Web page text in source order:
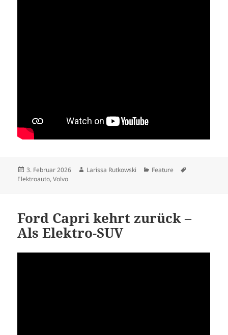
Veröffentlicht
am
3. Februar 2026 Autor
Larissa Rutkowski Kategorien
Feature
Elektroauto,Volvo
Ford Capri kehrt zurück –
Als Elektro-SUV